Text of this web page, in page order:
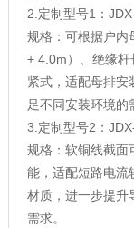
2.定制型号1：
规格：可根据户内
+ 4.0m）、绝缘
紧式，适配母排安
足不同安装环境的
3.定制型号2：
规格：软铜线截面
能，适配短路电流
材质，进一步提升
需求。